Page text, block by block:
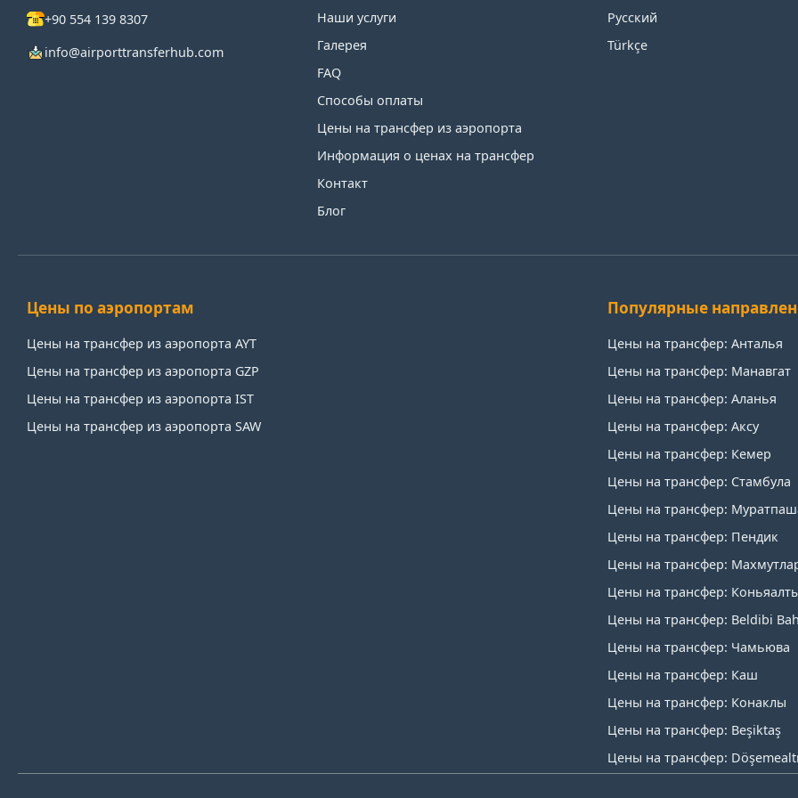
+90 554 139 8307
info@airporttransferhub.com
Наши услуги
Галерея
FAQ
Способы оплаты
Цены на трансфер из аэропорта
Информация о ценах на трансфер
Контакт
Блог
Русский
Türkçe
Цены по аэропортам
Цены на трансфер из аэропорта AYT
Цены на трансфер из аэропорта GZP
Цены на трансфер из аэропорта IST
Цены на трансфер из аэропорта SAW
Популярные
Цены на трансфер: Анталья
Цены на трансфер: Манавгат
Цены на трансфер: Аланья
Цены на трансфер: Аксу
Цены на трансфер: Кемер
Цены на трансфер: Стамбула
Цены на трансфер:
Цены на трансфер: Пендик
Цены на трансфер:
Цены на трансфер:
Цены на трансфер: Beldibi
Цены на трансфер: Чамьюва
Цены на трансфер: Каш
Цены на трансфер: Конаклы
Цены на трансфер: Beşiktaş
Цены на трансфер: